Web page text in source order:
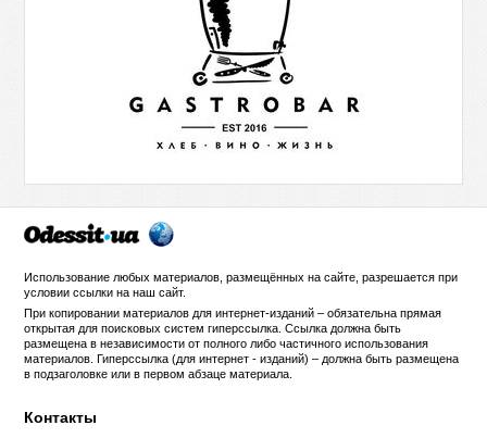
Использование любых материалов, размещённых на сайте, разрешается при
условии ссылки нанаш сайт.
При копировании материалов для интернет-изданий – обязательна прямая
открытая для поисковых систем гиперссылка. Ссылка должна быть
размещена в независимости от полного либо частичного использования
материалов. Гиперссылка (для интернет - изданий) – должна быть размещена
в подзаголовке или в первом абзаце материала.
Контакты